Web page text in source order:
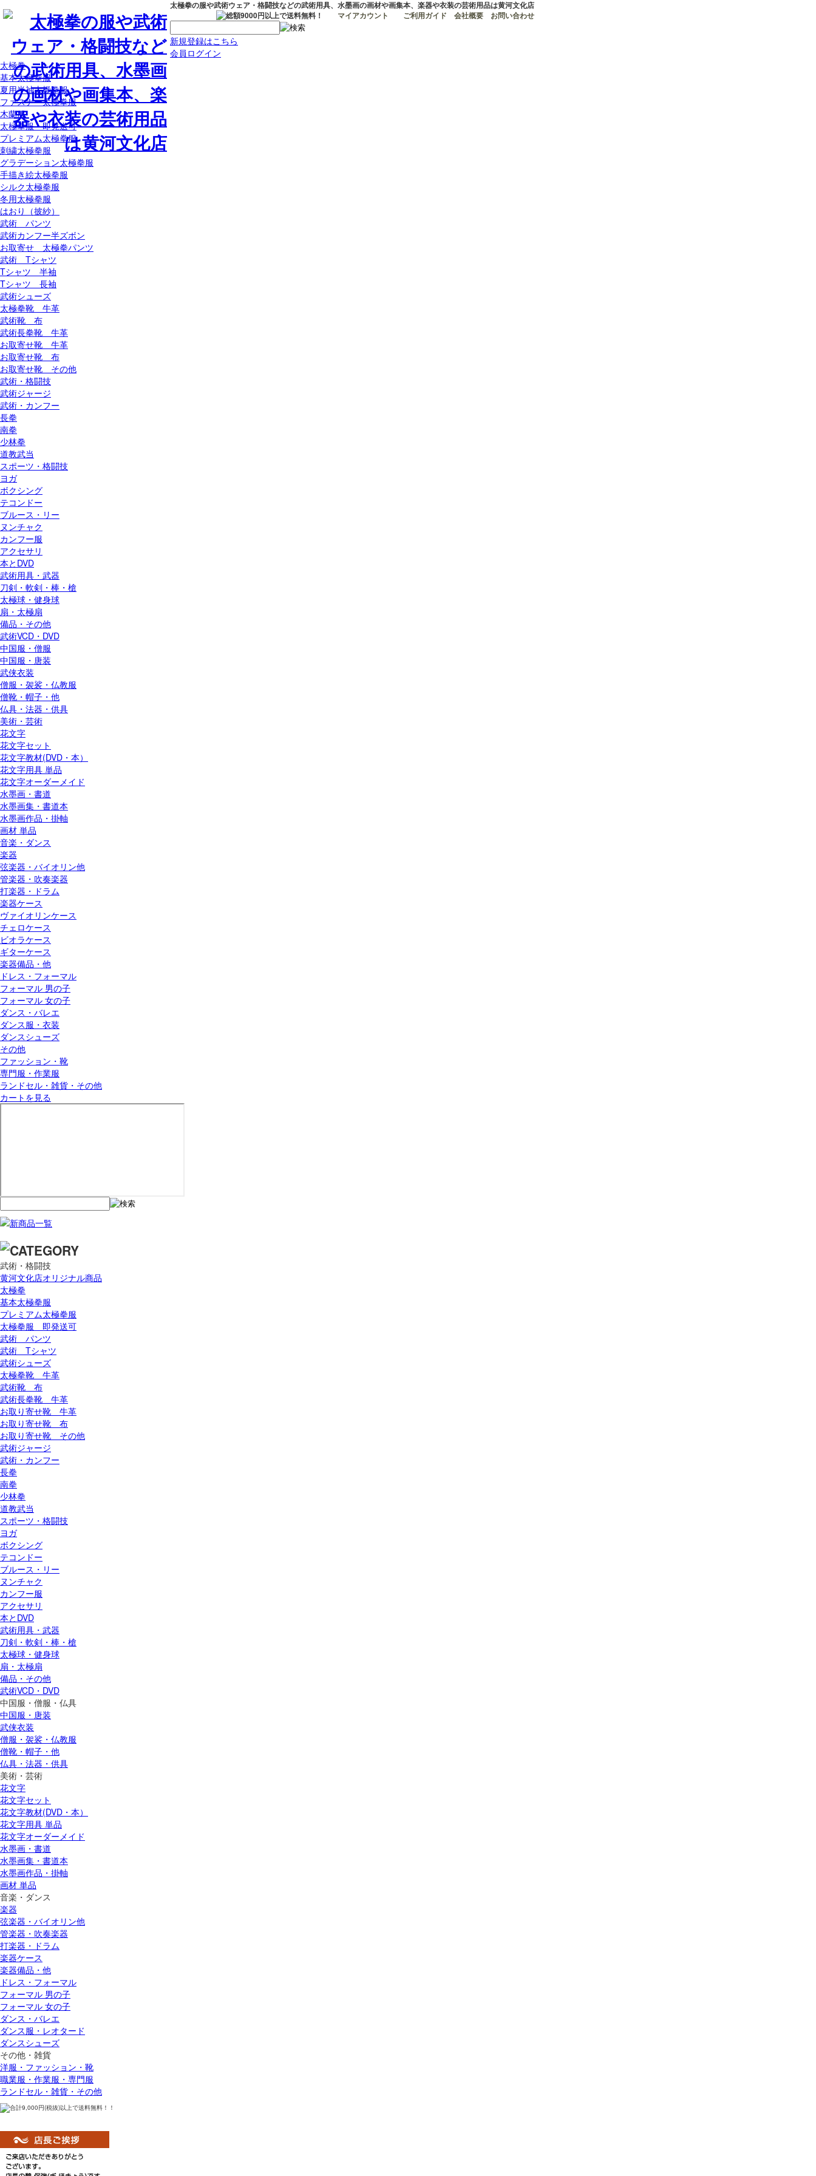
太極拳の服や武術ウェア・格闘技などの武術用具、水墨画の画材や画集本、楽器や衣装の芸術用品は黄河文化店
マイアカウント
ご利用ガイド 会社概要 お問い合わせ
新規登録はこちら
会員ログイン
太極拳
基本太極拳服
夏用半袖太極拳服
ファスナー太極拳服
木蘭服
太極拳服 即発送可
プレミアム太極拳服
刺繍太極拳服
グラデーション太極拳服
手描き絵太極拳服
シルク太極拳服
冬用太極拳服
はおり（披紗）
武術 パンツ
武術カンフー半ズボン
お取寄せ 太極拳パンツ
武術 Tシャツ
Tシャツ 半袖
Tシャツ 長袖
武術シューズ
太極拳靴 牛革
武術靴 布
武術長拳靴 牛革
お取寄せ靴 牛革
お取寄せ靴 布
お取寄せ靴 その他
武術・格闘技
武術ジャージ
武術・カンフー
長拳
南拳
少林拳
道教武当
スポーツ・格闘技
ヨガ
ボクシング
テコンドー
ブルース・リー
ヌンチャク
カンフー服
アクセサリ
本とDVD
武術用具・武器
刀剣・軟剣・棒・槍
太極球・健身球
扇・太極扇
備品・その他
武術VCD・DVD
中国服・僧服
中国服・唐装
武侠衣装
僧服・袈裟・仏教服
僧靴・帽子・他
仏具・法器・供具
美術・芸術
花文字
花文字セット
花文字教材(DVD・本）
花文字用具 単品
花文字オーダーメイド
水墨画・書道
水墨画集・書道本
水墨画作品・掛軸
画材 単品
音楽・ダンス
楽器
弦楽器・バイオリン他
管楽器・吹奏楽器
打楽器・ドラム
楽器ケース
ヴァイオリンケース
チェロケース
ビオラケース
ギターケース
楽器備品・他
ドレス・フォーマル
フォーマル 男の子
フォーマル 女の子
ダンス・バレエ
ダンス服・衣装
ダンスシューズ
その他
ファッション・靴
専門服・作業服
ランドセル・雑貨・その他
カートを見る
武術・格闘技
黄河文化店オリジナル商品
太極拳
基本太極拳服
プレミアム太極拳服
太極拳服 即発送可
武術 パンツ
武術 Tシャツ
武術シューズ
太極拳靴 牛革
武術靴 布
武術長拳靴 牛革
お取り寄せ靴 牛革
お取り寄せ靴 布
お取り寄せ靴 その他
武術ジャージ
武術・カンフー
長拳
南拳
少林拳
道教武当
スポーツ・格闘技
ヨガ
ボクシング
テコンドー
ブルース・リー
ヌンチャク
カンフー服
アクセサリ
本とDVD
武術用具・武器
刀剣・軟剣・棒・槍
太極球・健身球
扇・太極扇
備品・その他
武術VCD・DVD
中国服・僧服・仏具
中国服・唐装
武侠衣装
僧服・袈裟・仏教服
僧靴・帽子・他
仏具・法器・供具
美術・芸術
花文字
花文字セット
花文字教材(DVD・本）
花文字用具 単品
花文字オーダーメイド
水墨画・書道
水墨画集・書道本
水墨画作品・掛軸
画材 単品
音楽・ダンス
楽器
弦楽器・バイオリン他
管楽器・吹奏楽器
打楽器・ドラム
楽器ケース
楽器備品・他
ドレス・フォーマル
フォーマル 男の子
フォーマル 女の子
ダンス・バレエ
ダンス服・レオタード
ダンスシューズ
その他・雑貨
洋服・ファッション・靴
職業服・作業服・専門服
ランドセル・雑貨・その他